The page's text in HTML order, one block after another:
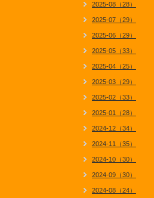
2025-08（28）
2025-07（29）
2025-06（29）
2025-05（33）
2025-04（25）
2025-03（29）
2025-02（33）
2025-01（28）
2024-12（34）
2024-11（35）
2024-10（30）
2024-09（30）
2024-08（24）